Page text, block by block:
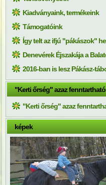
Kiadványaink, termékeink
Támogatóink
Így telt az ifjú "pákászok"
Denevérek Éjszakája a
2016-ban is lesz Pákász-
"Kerti őrség" azaz
"Kerti őrség" azaz
képek